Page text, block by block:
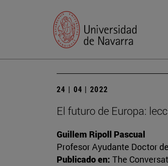
24 | 04 | 2022
El futuro de Europa:
Guillem Ripoll Pascual
Profesor Ayudante Doctor
Publicado en: The